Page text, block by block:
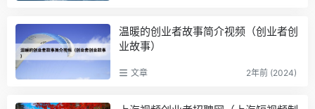
温暖的创业者故事简介视频（创业者创
业故事）
文章 2年前 (2024)